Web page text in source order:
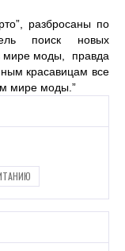
разбросаны по
поиск новых
мире моды, правда
красавицам все
мире моды.”